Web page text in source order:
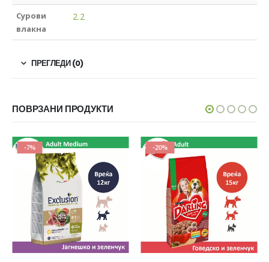
Сурови
влакна
2.2
ПРЕГЛЕДИ (0)
ПОВРЗАНИ ПРОДУКТИ
-7% -20%